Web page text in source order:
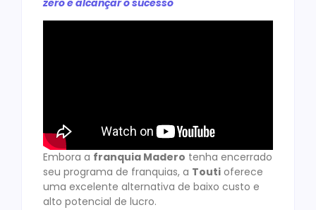
Embora a franquia Madero tenha encerrado
seu programa de franquias, a Touti oferece
uma excelente alternativa de baixo custo e
alto potencial de lucro.